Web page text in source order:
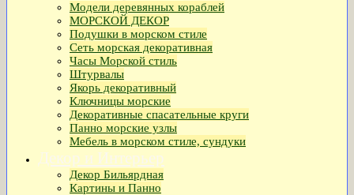
Модели деревянных кораблей
МОРСКОЙ ДЕКОР
Подушки в морском стиле
Сеть морская декоративная
Часы Морской стиль
Штурвалы
Якорь декоративный
Ключницы морские
Декоративные спасательные круги
Панно морские узлы
Мебель в морском стиле, сундуки
Декор и Интерьер
Декор Бильярдная
Картины и Панно